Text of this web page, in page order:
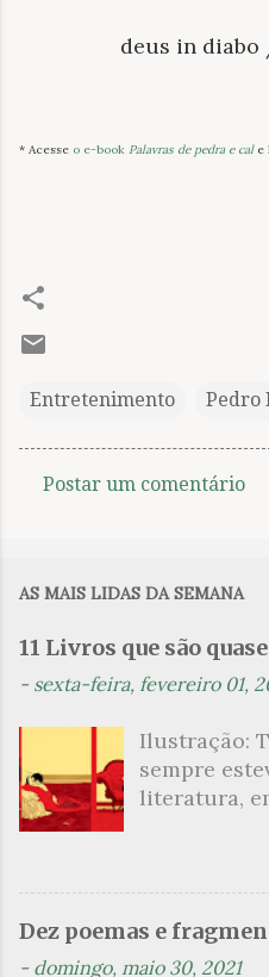
deus in
* Acesse o e-book Palavras de pedra e cale
Entretenimento Pedro
n
t
i
o
Postar um comentário
AS MAIS LIDAS DA SEMANA
11 Livros que são
- sexta-feira, fevereiro 01,
Ilustração:
sempre
literatura,
que
a partir
Dez poemas e
- domingo, maio 30, 2021